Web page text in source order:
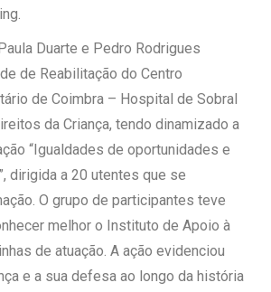
Duarte e Pedro Rodrigues
de Reabilitação do Centro
de Coimbra – Hospital de Sobral
da Criança, tendo dinamizado a
“Igualdades de oportunidades e
dirigida a 20 utentes que se
O grupo de participantes teve
melhor o Instituto de Apoio à
de atuação. A ação evidenciou
e a sua defesa ao longo da história